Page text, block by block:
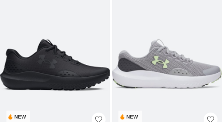
NEW NEW